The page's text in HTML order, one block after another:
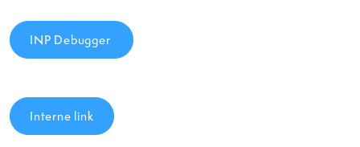
INP Debugger
Interne link